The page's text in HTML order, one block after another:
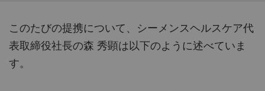
このたびの提携について、シーメンスヘルスケア代
表取締役社長の森 秀顕は以下のように述べていま
す。